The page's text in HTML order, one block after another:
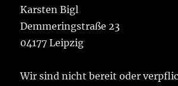
Karsten Bigl
Demmeringstraße 23
04177 Leipzig
Wir sind nicht bereit oder